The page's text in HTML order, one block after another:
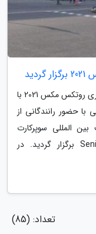
به گزارش خبرنگاران، اولین راند مسابقات کشوری روتکس مکس 2021 با
با حضور رانندگانی از
المللی سوپرکارت
سرزمین ایرانیان در دو کلاس DD2 و Senior برگزار گردید. در
تعداد: (85)